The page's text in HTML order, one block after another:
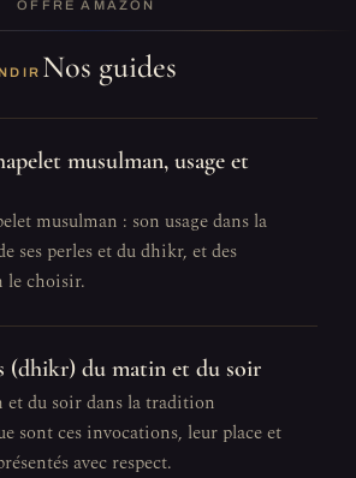
OFFRE AMAZON
Nos guides
musulman, usage et
musulman : son usage dans la
ses perles et du dhikr, et des
le choisir.
(dhikr) du matin et du soir
du soir dans la tradition
sont ces invocations, leur place et
avec respect.